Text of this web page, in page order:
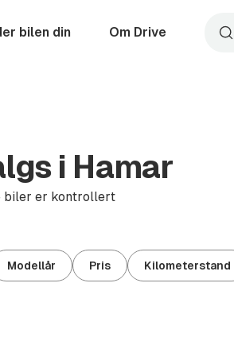
bilen din Om Drive Søk
i Hamar
biler er kontrollert
Modellår Pris Kilometerstand